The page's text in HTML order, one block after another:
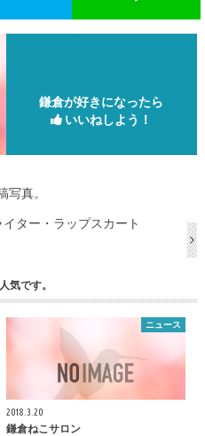
鎌倉が好きになったら
いいねしよう！
写真。
ター・ラップスカート
気です。
ニュース
2018.3.20
鎌倉ねこサロン